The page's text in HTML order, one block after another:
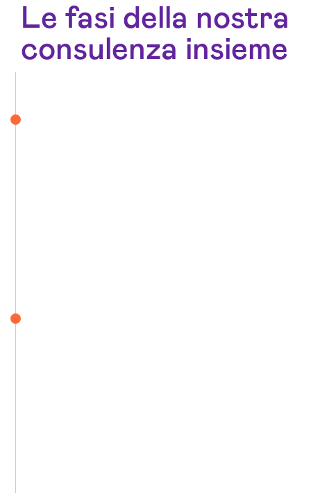
Le fasi della nostra
consulenza insieme